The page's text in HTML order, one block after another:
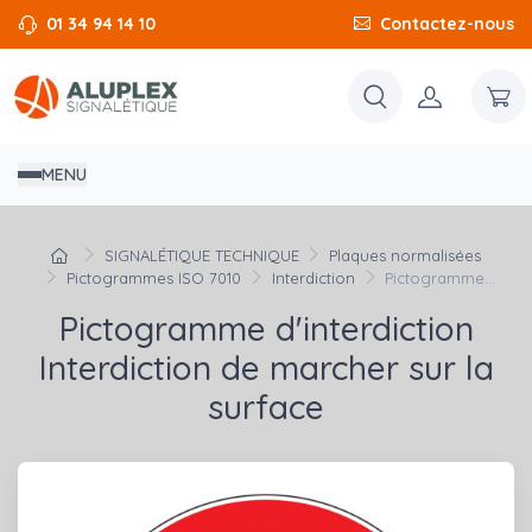
01 34 94 14 10 Contactez-nous
MENU
SIGNALÉTIQUE TECHNIQUE
Plaques normalisées
Pictogrammes ISO 7010
Interdiction Pictogramme...
Pictogramme d'interdiction
Interdiction de marcher sur la
surface